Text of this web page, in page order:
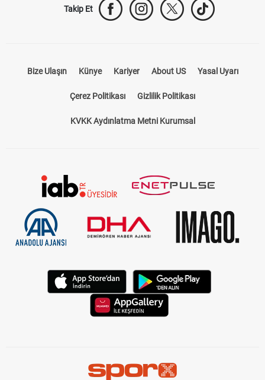
Takip Et
Bize Ulaşın Künye Kariyer About US Yasal Uyarı
Çerez Politikası Gizlilik Politikası
KVKK Aydınlatma Metni Kurumsal